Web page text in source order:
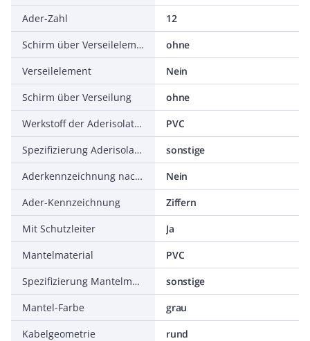
Ader-Zahl
12
Schirm über Verseilelement
ohne
Verseilelement
Nein
Schirm über Verseilung
ohne
Werkstoff der Aderisolation
PVC
Spezifizierung Aderisolation
sonstige
Aderkennzeichnung nach HD 308 S2
Nein
Ader-Kennzeichnung
Ziffern
Mit Schutzleiter
Ja
Mantelmaterial
PVC
Spezifizierung Mantelmaterial
sonstige
Mantel-Farbe
grau
Kabelgeometrie
rund